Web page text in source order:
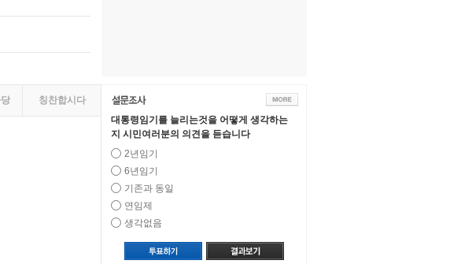
칭찬합시다
대통령임기를 늘리는것을 어떻게 생각하는
지 시민여러분의 의견을 듣습니다
2년임기
6년임기
기존과 동일
연임제
생각없음